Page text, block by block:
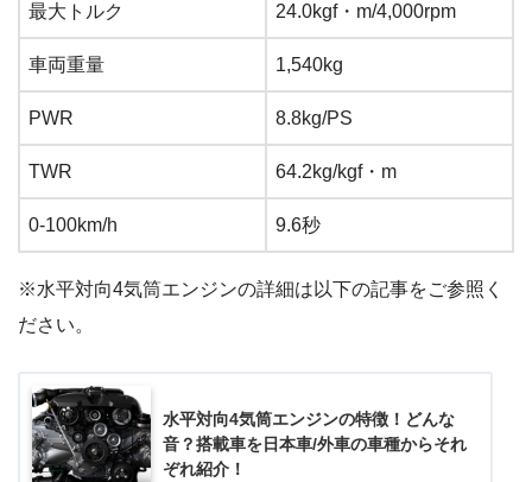
最大トルク 24.0kgf・m/4,000rpm
車両重量 1,540kg
PWR 8.8kg/PS
TWR 64.2kg/kgf・m
0-100km/h 9.6秒
※水平対向4気筒エンジンの詳細は以下の記事をご参照く
ださい。
水平対向4気筒エンジンの特徴！どんな
音？搭載車を日本車/外車の車種からそれ
ぞれ紹介！